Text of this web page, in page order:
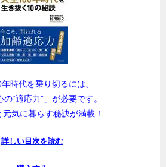
時代を乗り切るには、
の“適応力”」が必要です。
元気に暮らす秘訣が満載！
詳しい目次を読む